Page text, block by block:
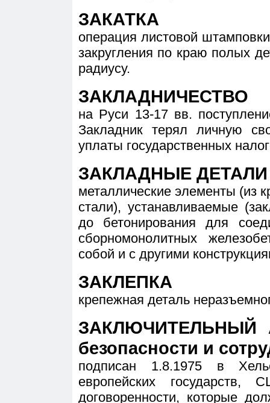
ЗАКАТКА
операция листовой
закругления по краю полых
радиусу.
ЗАКЛАДНИЧЕСТВО
на Руси 13-17 вв.
Закладник терял личную
уплаты государственных
ЗАКЛАДНЫЕ ДЕТАЛИ
металлические элементы (из
стали), устанавливаемые
до бетонирования для
сборномонолитных
собой и с другими
ЗАКЛЕПКА
крепежная деталь
ЗАКЛЮЧИТЕЛЬНЫЙ
безопасности и
подписан 1.8.1975 в
европейских
договоренности, которые